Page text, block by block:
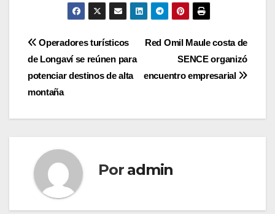
Navegación
de
entradas
Red Omil Maule costa de
SENCE organizó
encuentro empresarial
Operadores turísticos
de Longaví se reúnen para
potenciar destinos de alta
montaña
Por admin